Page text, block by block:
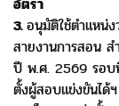
3.อนุมัติใช้ตำแหน่ง
สายงานการสอน
ปี พ.ศ. 2569 รอ
ตั้งผู้สอบแข่งขันได้